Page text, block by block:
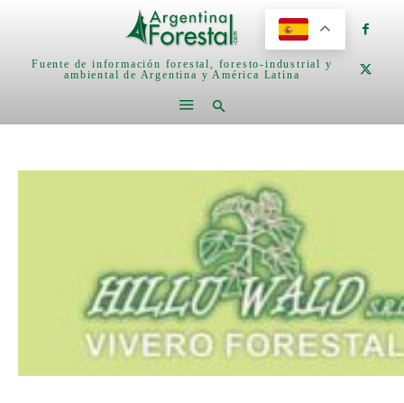
Fuente de información forestal, foresto-industrial y
ambiental de Argentina y América Latina